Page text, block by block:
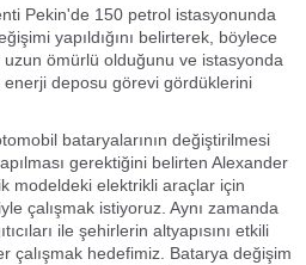
Pekin'de 150 petrol istasyonunda
yapıldığını belirterek, böylece
uzun ömürlü olduğunu ve istasyonda
enerji deposu görevi gördüklerini
bataryalarının değiştirilmesi
gerektiğini belirten Alexander
modeldeki elektrikli araçlar için
çalışmak istiyoruz. Aynı zamanda
ile şehirlerin altyapısını etkili
çalışmak hedefimiz. Batarya değişim